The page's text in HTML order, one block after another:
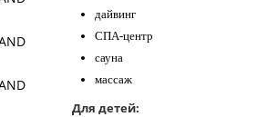
дайвинг
СПА-центр
сауна
массаж
Для детей: